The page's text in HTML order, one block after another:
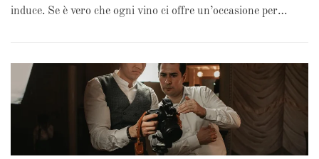
induce. Se è vero che ogni vino ci offre un’occasione per…